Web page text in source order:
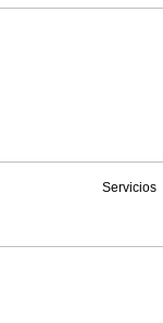
Servicios